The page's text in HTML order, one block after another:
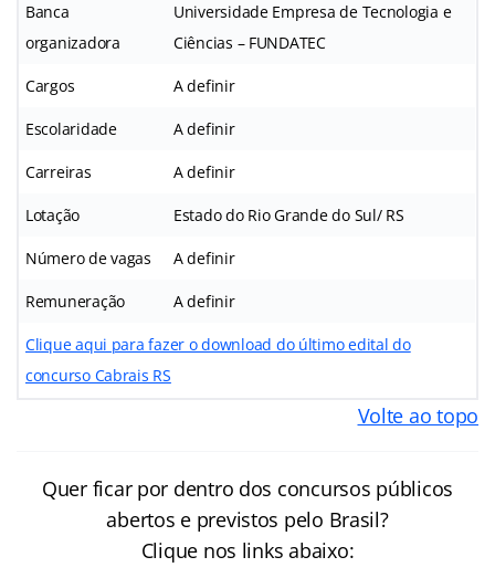
Banca
organizadora
Universidade Empresa de Tecnologia e
Ciências – FUNDATEC
Cargos A definir
Escolaridade A definir
Carreiras A definir
Lotação Estado do Rio Grande do Sul/ RS
Número de vagas A definir
Remuneração A definir
Clique aqui para fazer o download do último edital do
concurso Cabrais RS
Volte ao topo
Quer ficar por dentro dos concursos públicos
abertos e previstos pelo Brasil?
Clique nos links abaixo: